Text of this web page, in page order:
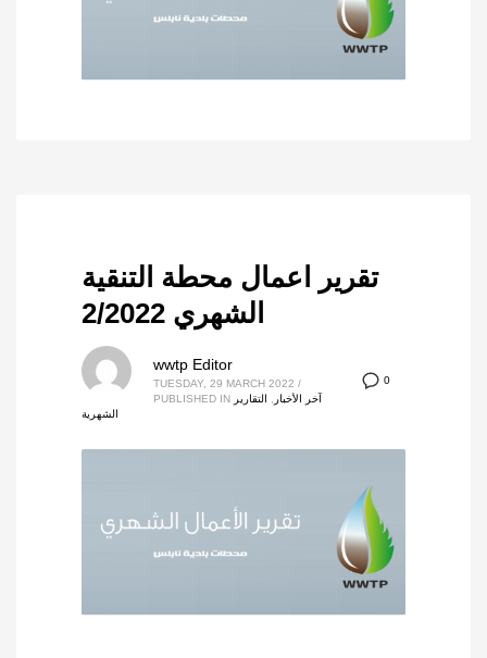
تقرير اعمال محطة التنقية
الشهري 2/2022
0
wwtp Editor
TUESDAY, 29 MARCH 2022 /
PUBLISHED IN
آخر الأخبار
التقارير
الشهرية